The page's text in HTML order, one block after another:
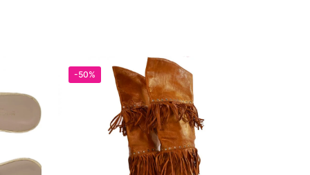
-50%